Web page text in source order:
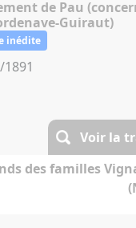
de Pau
Guiraut)
inédite
Voir la
des familles